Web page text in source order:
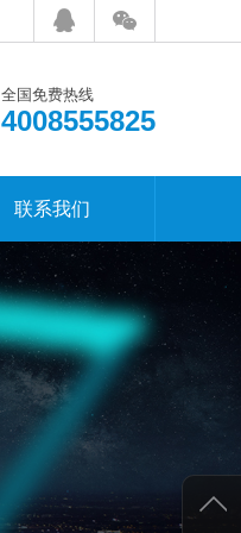
全国免费热线
4008555825
联系我们